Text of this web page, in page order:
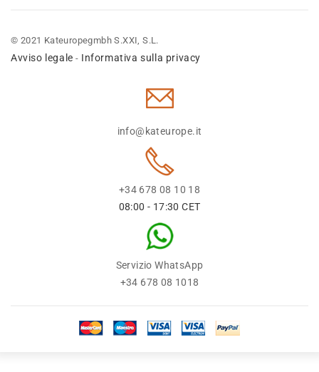
© 2021 Kateuropegmbh S.XXI, S.L.
Avviso legale - Informativa sulla privacy
info@kateurope.it
+34 678 08 10 18
08:00 - 17:30 CET
Servizio WhatsApp
+34 678 08 1018